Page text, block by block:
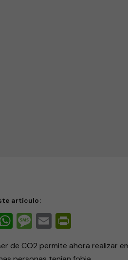
artículo:
WhatsApp
Message
Email
de CO2 permite ahora realizar